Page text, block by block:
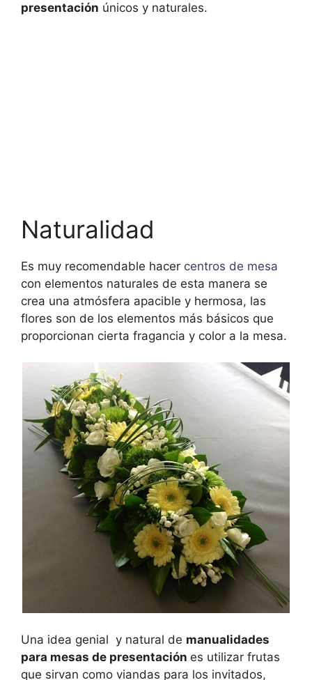
presentación únicos y naturales.
Naturalidad
Es muy recomendable hacer centros de mesa
con elementos naturales de esta manera se
crea una atmósfera apacible y hermosa, las
flores son de los elementos más básicos que
proporcionan cierta fragancia y color a la mesa.
Una idea genial y natural de manualidades
para mesas de presentación es utilizar frutas
que sirvan como viandas para los invitados,